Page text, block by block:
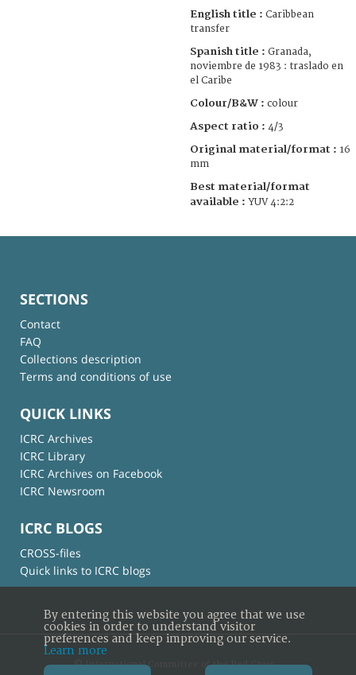
English title : Caribbean
transfer
Spanish title : Granada,
noviembre de 1983 : traslado en
el Caribe
Colour/B&W : colour
Aspect ratio : 4/3
Original material/format : 16
mm
Best material/format
available : YUV 4:2:2
SECTIONS
Contact
FAQ
Collections description
Terms and conditions of use
QUICK LINKS
ICRC Archives
ICRC Library
ICRC Archives on Facebook
ICRC Newsroom
ICRC BLOGS
CROSS-files
Quick links to ICRC blogs
© International Committee of the Red Cross
By entering this website you agree that we use
cookies in order to understand visitor
preferences and keep improving our service.
Learn more